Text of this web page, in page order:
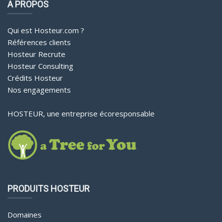
A PROPOS
Qui est Hosteur.com ?
Références clients
Hosteur Recrute
Hosteur Consulting
Crédits Hosteur
Nos engagements
HOSTEUR, une entreprise écoresponsable
PRODUITS HOSTEUR
Domaines